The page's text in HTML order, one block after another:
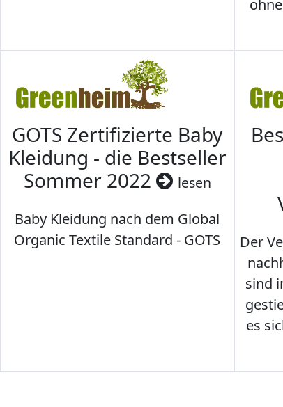
GOTS Zertifizierte Baby
Kleidung - die Bestseller
Sommer 2022
lesen
Baby Kleidung nach dem Global
Organic Textile Standard - GOTS
Der
sind
es